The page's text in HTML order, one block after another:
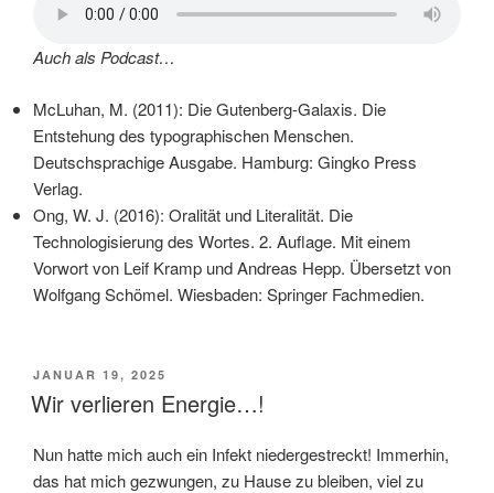
Auch als Podcast…
McLuhan, M. (2011): Die Gutenberg-Galaxis. Die
Entstehung des typographischen Menschen.
Deutschsprachige Ausgabe. Hamburg: Gingko Press
Verlag.
Ong, W. J. (2016): Oralität und Literalität. Die
Technologisierung des Wortes. 2. Auflage. Mit einem
Vorwort von Leif Kramp und Andreas Hepp. Übersetzt von
Wolfgang Schömel. Wiesbaden: Springer Fachmedien.
VERÖFFENTLICHT
AM
JANUAR 19, 2025
Wir verlieren Energie…!
Nun hatte mich auch ein Infekt niedergestreckt! Immerhin,
das hat mich gezwungen, zu Hause zu bleiben, viel zu